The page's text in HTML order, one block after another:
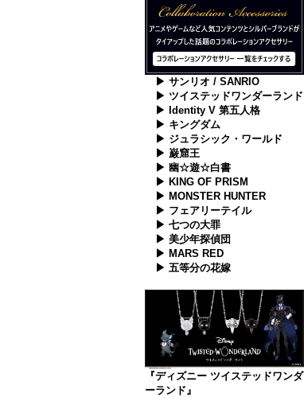
▶ サンリオ / SANRIO
▶ ツイステッドワンダーランド
▶ Identity V 第五人格
▶ キングダム
▶ ジュラシック・ワールド
▶ 巌窟王
▶ 幽☆遊☆白書
▶ KING OF PRISM
▶ MONSTER HUNTER
▶ フェアリーテイル
▶ 七つの大罪
▶ 美少年探偵団
▶ MARS RED
▶ 五等分の花嫁
『ディズニー ツイステッドワンダ
ーランド』